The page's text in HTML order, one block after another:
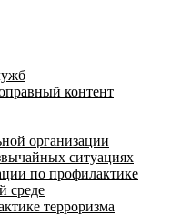
контент
организации
ситуациях
по профилактике
среде
терроризма